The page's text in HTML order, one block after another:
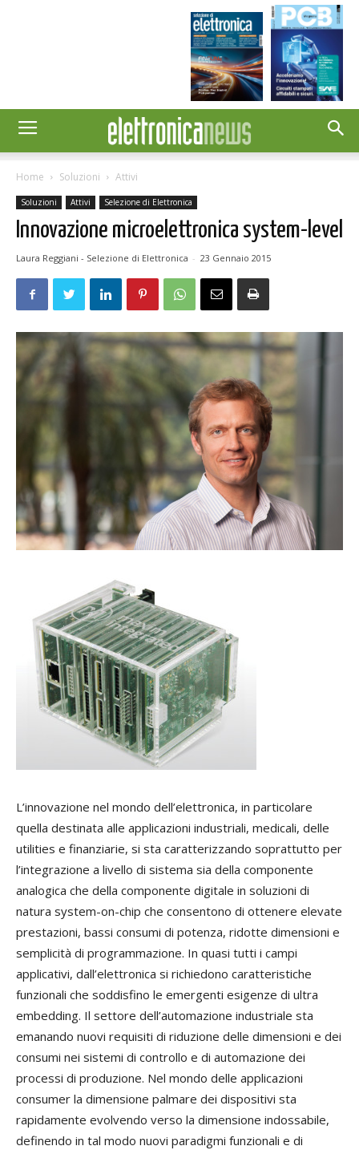
Home Soluzioni Attivi
Soluzioni Attivi Selezione di Elettronica
Innovazione microelettronica system-level
Laura Reggiani - Selezione di Elettronica - 23 Gennaio 2015
L’innovazione nel mondo dell’elettronica, in particolare
quella destinata alle applicazioni industriali, medicali, delle
utilities e finanziarie, si sta caratterizzando soprattutto per
l’integrazione a livello di sistema sia della componente
analogica che della componente digitale in soluzioni di
natura system-on-chip che consentono di ottenere elevate
prestazioni, bassi consumi di potenza, ridotte dimensioni e
semplicità di programmazione. In quasi tutti i campi
applicativi, dall’elettronica si richiedono caratteristiche
funzionali che soddisfino le emergenti esigenze di ultra
embedding. Il settore dell’automazione industriale sta
emanando nuovi requisiti di riduzione delle dimensioni e dei
consumi nei sistemi di controllo e di automazione dei
processi di produzione. Nel mondo delle applicazioni
consumer la dimensione palmare dei dispositivi sta
rapidamente evolvendo verso la dimensione indossabile,
definendo in tal modo nuovi paradigmi funzionali e di